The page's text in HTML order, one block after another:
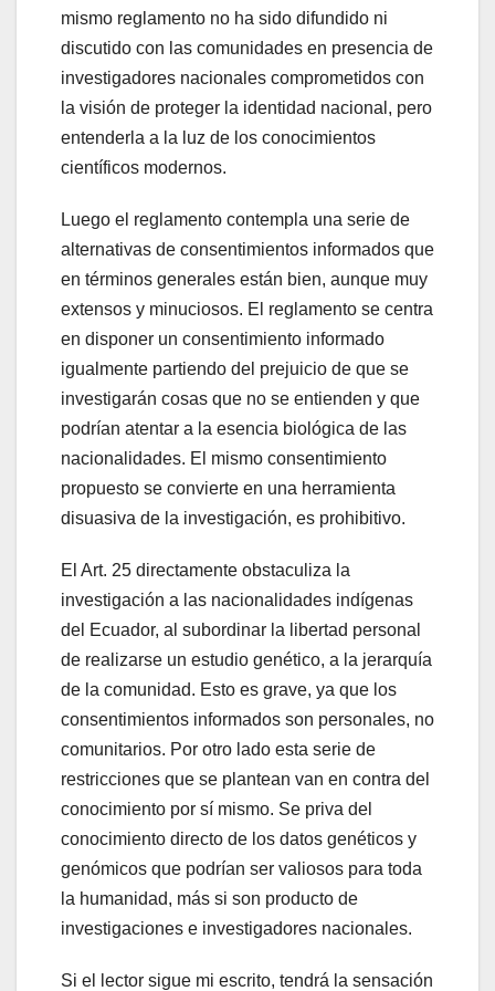
mismo reglamento no ha sido difundido ni
discutido con las comunidades en presencia de
investigadores nacionales comprometidos con
la visión de proteger la identidad nacional, pero
entenderla a la luz de los conocimientos
científicos modernos.
Luego el reglamento contempla una serie de
alternativas de consentimientos informados que
en términos generales están bien, aunque muy
extensos y minuciosos. El reglamento se centra
en disponer un consentimiento informado
igualmente partiendo del prejuicio de que se
investigarán cosas que no se entienden y que
podrían atentar a la esencia biológica de las
nacionalidades. El mismo consentimiento
propuesto se convierte en una herramienta
disuasiva de la investigación, es prohibitivo.
El Art. 25 directamente obstaculiza la
investigación a las nacionalidades indígenas
del Ecuador, al subordinar la libertad personal
de realizarse un estudio genético, a la jerarquía
de la comunidad. Esto es grave, ya que los
consentimientos informados son personales, no
comunitarios. Por otro lado esta serie de
restricciones que se plantean van en contra del
conocimiento por sí mismo. Se priva del
conocimiento directo de los datos genéticos y
genómicos que podrían ser valiosos para toda
la humanidad, más si son producto de
investigaciones e investigadores nacionales.
Si el lector sigue mi escrito, tendrá la sensación